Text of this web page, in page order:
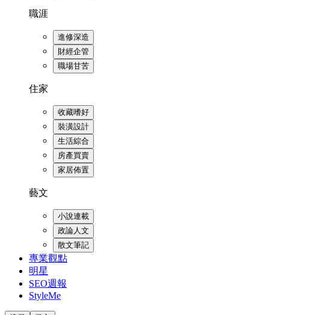
職涯
進修深造
財經企管
職場甘苦
住家
收藏嗜好
裝潢設計
生活綜合
房產買賣
家居佈置
藝文
小說連載
政論人文
散文筆記
專業觀點
明星
SEO週報
StyleMe